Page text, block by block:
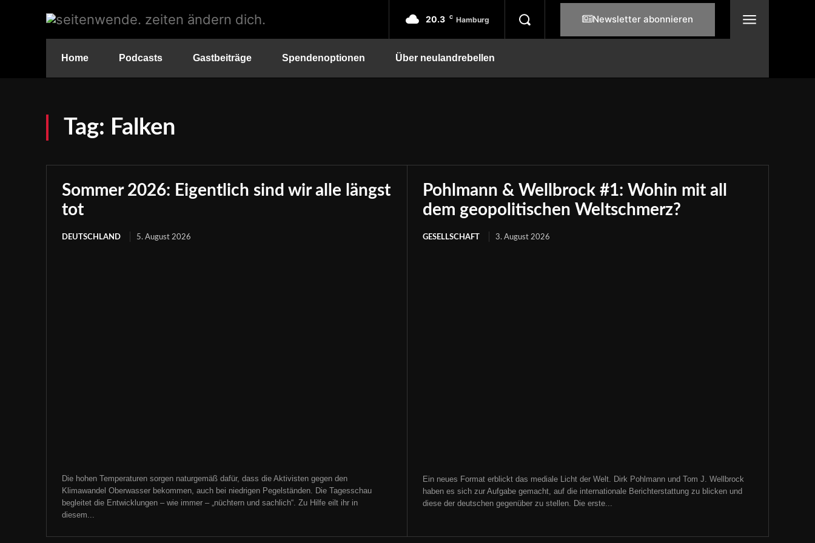
20.3 C Hamburg Newsletter abonnieren
Home Podcasts Gastbeiträge Spendenoptionen Über neulandrebellen
Tag: Falken
Sommer 2026: Eigentlich sind wir alle längst
tot
DEUTSCHLAND 5. August 2026
Die hohen Temperaturen sorgen naturgemäß dafür, dass die Aktivisten gegen den
Klimawandel Oberwasser bekommen, auch bei niedrigen Pegelständen. Die Tagesschau
begleitet die Entwicklungen – wie immer – „nüchtern und sachlich“. Zu Hilfe eilt ihr in
diesem...
Pohlmann & Wellbrock #1: Wohin mit all
dem geopolitischen Weltschmerz?
GESELLSCHAFT 3. August 2026
Ein neues Format erblickt das mediale Licht der Welt. Dirk Pohlmann und Tom J. Wellbrock
haben es sich zur Aufgabe gemacht, auf die internationale Berichterstattung zu blicken und
diese der deutschen gegenüber zu stellen. Die erste...